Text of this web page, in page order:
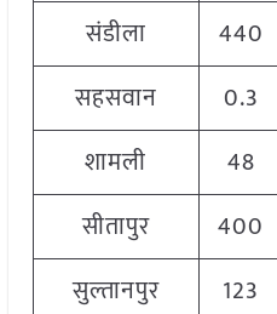
संडीला
440
सहसवान
0.3
शामली
48
सीतापुर
400
सुल्तानपुर
123